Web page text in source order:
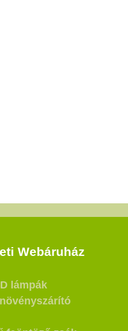
Webáruház
lámpák